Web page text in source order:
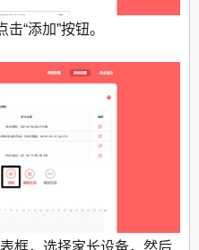
“添加”按钮。